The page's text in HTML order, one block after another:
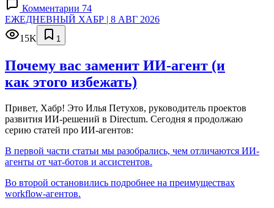
Комментарии 74
ЕЖЕДНЕВНЫЙ ХАБР | 8 АВГ 2026
15K
1
Почему вас заменит ИИ‑агент (и
как этого избежать)
Привет, Хабр! Это Илья Петухов, руководитель проектов
развития ИИ-решений в Directum. Сегодня я продолжаю
серию статей про ИИ-агентов:
В первой части статьи мы разобрались, чем отличаются ИИ-
агенты от чат-ботов и ассистентов.
Во второй остановились подробнее на преимуществах
workflow-агентов.